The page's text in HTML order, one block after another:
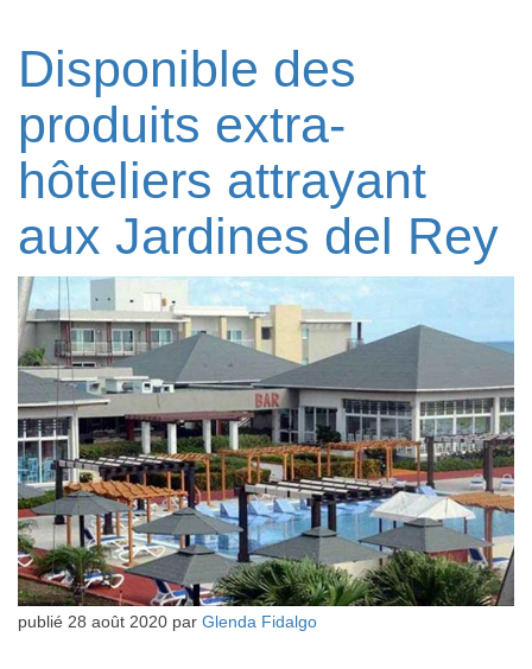
Disponible des
produits extra-
hôteliers attrayant
aux Jardines del Rey
publié 28 août 2020 par Glenda Fidalgo